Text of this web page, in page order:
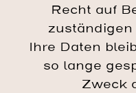
Recht auf
Ihre Daten
so lange
Zweck